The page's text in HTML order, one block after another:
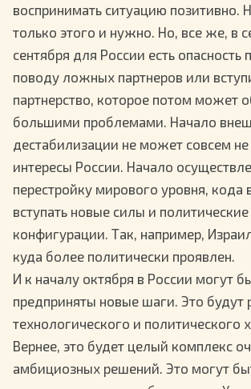
воспринимать ситуацию позитивно.
только этого и нужно. Но, все же, в
сентября для России есть опасность
поводу ложных партнеров или
партнерство, которое потом может
большими проблемами. Начало
дестабилизации не может совсем не
интересы России. Начало
перестройку мирового уровня, кода
вступать новые силы и политические
конфигурации. Так, например,
куда более политически проявлен.
И к началу октября в России могут
предприняты новые шаги. Это будут
технологического и политического
Вернее, это будет целый комплекс
амбициозных решений. Это могут